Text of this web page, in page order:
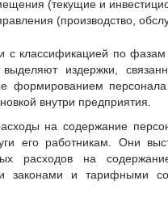
(текущие и
(производство,
с классификацией по
издержки,
формированием
внутри предприятия.
на содержание
его работникам. Они
расходов на
законами и тарифными